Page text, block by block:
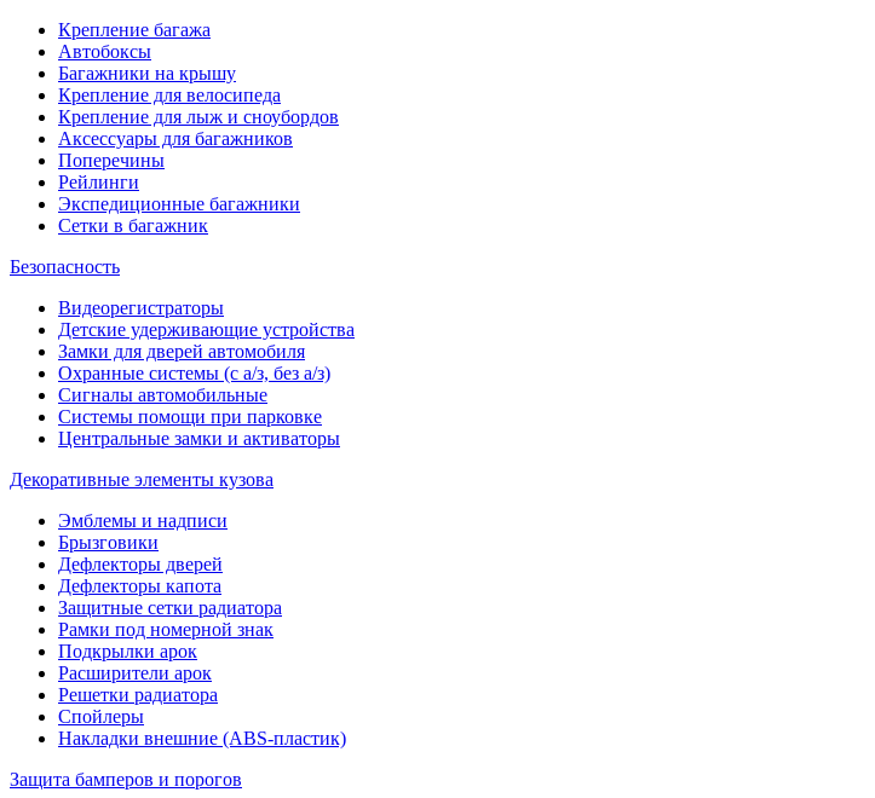
Крепление багажа
Автобоксы
Багажники на крышу
Крепление для велосипеда
Крепление для лыж и сноубордов
Аксессуары для багажников
Поперечины
Рейлинги
Экспедиционные багажники
Сетки в багажник
Безопасность
Видеорегистраторы
Детские удерживающие устройства
Замки для дверей автомобиля
Охранные системы (с а/з, без а/з)
Сигналы автомобильные
Системы помощи при парковке
Центральные замки и активаторы
Декоративные элементы кузова
Эмблемы и надписи
Брызговики
Дефлекторы дверей
Дефлекторы капота
Защитные сетки радиатора
Рамки под номерной знак
Подкрылки арок
Расширители арок
Решетки радиатора
Спойлеры
Накладки внешние (ABS-пластик)
Защита бамперов и порогов